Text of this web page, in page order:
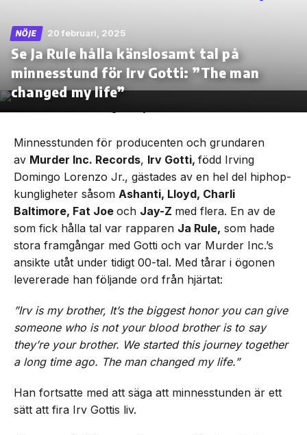
Skip
the
NÖJE 20 februari, 2025
Se Ja Rule hålla känslosamt tal på
minnesstund för Irv Gotti: ”The man
changed my life”
Minnesstunden för producenten och grundaren
av Murder Inc. Records, Irv Gotti, född Irving
Domingo Lorenzo Jr., gästades av en hel del hiphop-
kungligheter såsom Ashanti, Lloyd, Charli
Baltimore, Fat Joe och Jay-Z med flera. En av de
som fick hålla tal var rapparen Ja Rule, som hade
stora framgångar med Gotti och var Murder Inc.’s
ansikte utåt under tidigt 00-tal. Med tårar i ögonen
levererade han följande ord från hjärtat:
”Irv is my brother, It’s the biggest honor you can give
someone who is not your blood brother is to say
they’re your brother. We started this journey together
a long time ago. The man changed my life.”
Han fortsatte med att säga att minnesstunden är ett
sätt att fira Irv Gottis liv.